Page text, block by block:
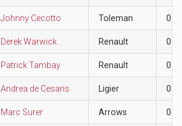
Johnny Cecotto Toleman 0
Derek Warwick Renault 0
Patrick Tambay Renault 0
Andrea de Cesaris Ligier 0
Marc Surer Arrows 0